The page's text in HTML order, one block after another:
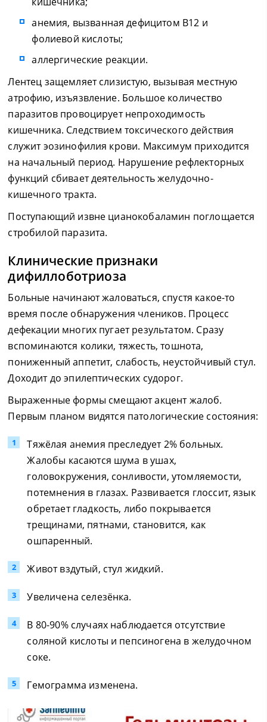
анемия, вызванная дефицитом В12 и
фолиевой кислоты;
аллергические реакции.
Лентец защемляет слизистую, вызывая местную
атрофию, изъязвление. Большое количество
паразитов провоцирует непроходимость
кишечника. Следствием токсического действия
служит эозинофилия крови. Максимум приходится
на начальный период. Нарушение рефлекторных
функций сбивает деятельность желудочно-
кишечного тракта.
Поступающий извне цианокобаламин поглощается
стробилой паразита.
Клинические признаки
дифиллоботриоза
Больные начинают жаловаться, спустя какое-то
время после обнаружения члеников. Процесс
дефекации многих пугает результатом. Сразу
вспоминаются колики, тяжесть, тошнота,
пониженный аппетит, слабость, неустойчивый стул.
Доходит до эпилептических судорог.
Выраженные формы смещают акцент жалоб.
Первым планом видятся патологические состояния:
Тяжёлая анемия преследует 2% больных.
Жалобы касаются шума в ушах,
головокружения, сонливости, утомляемости,
потемнения в глазах. Развивается глоссит, язык
обретает гладкость, либо покрывается
трещинами, пятнами, становится, как
ошпаренный.
Живот вздутый, стул жидкий.
Увеличена селезёнка.
В 80-90% случаях наблюдается отсутствие
соляной кислоты и пепсиногена в желудочном
соке.
Гемограмма изменена.